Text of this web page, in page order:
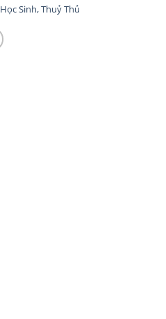
Học Sinh, Thuỷ Thủ